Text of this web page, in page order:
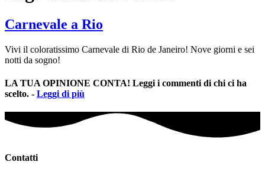
Carnevale a Rio
Vivi il coloratissimo Carnevale di Rio de Janeiro! Nove giorni e sei
notti da sogno!
LA TUA OPINIONE CONTA! Leggi i commenti di chi ci ha
scelto. - Leggi di più
Contatti